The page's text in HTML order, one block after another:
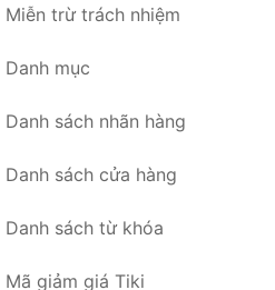
Miễn trừ trách nhiệm
Danh mục
Danh sách nhãn hàng
Danh sách cửa hàng
Danh sách từ khóa
Mã giảm giá Tiki